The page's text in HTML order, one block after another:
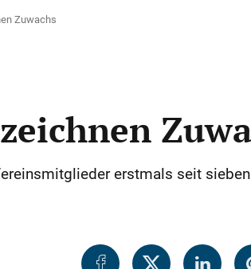
Zuwachs
erstmals seit